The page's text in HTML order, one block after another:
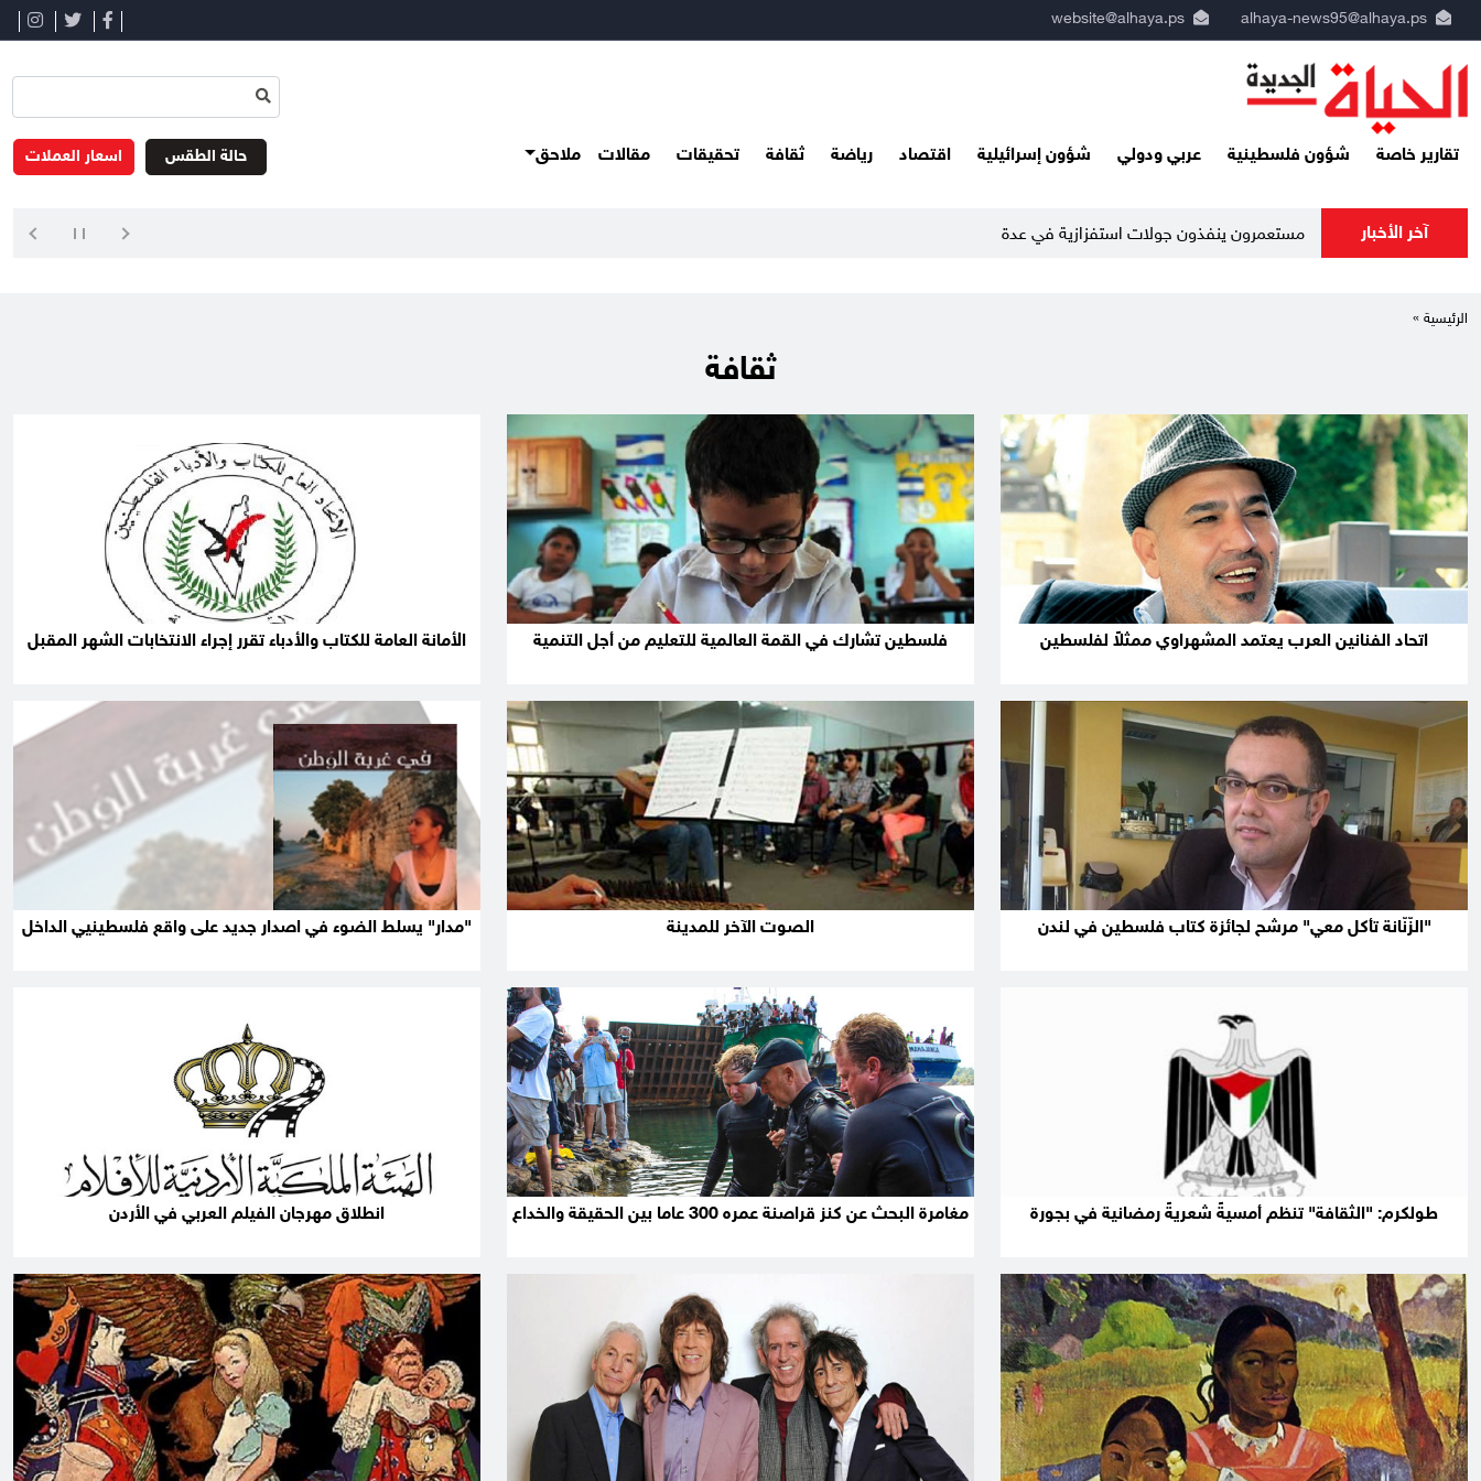
alhaya-news95@alhaya.ps
website@alhaya.ps
تقارير خاصة شؤون فلسطينية عربي ودولي شؤون إسرائيلية اقتصاد رياضة ثقافة تحقيقات مقالات ملاحق اسعار العملات حالة الطقس
آخر الأخبار مستعمرون ينفذون جولات استفزازية في عدة مناطق بمحافظة
الرئيسية »
ثقافة
اتحاد الفنانين العرب يعتمد المشهراوي ممثلاً لفلسطين فلسطين تشارك في القمة العالمية للتعليم من أجل التنمية الأمانة العامة للكتاب والأدباء تقرر إجراء الانتخابات الشهر المقبل
"الزّنّانة تأكل معي" مرشح لجائزة كتاب فلسطين في لندن الصوت الآخر للمدينة "مدار" يسلط الضوء في اصدار جديد على واقع فلسطينيي الداخل
طولكرم: "الثقافة" تنظم أمسيةً شعريةً رمضانية في بجورة مغامرة البحث عن كنز قراصنة عمره 300 عاما بين الحقيقة والخداع انطلاق مهرجان الفيلم العربي في الأردن